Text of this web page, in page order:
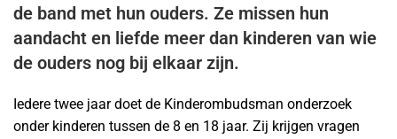
de band met hun ouders. Ze missen hun
aandacht en liefde meer dan kinderen van wie
de ouders nog bij elkaar zijn.
Iedere twee jaar doet de Kinderombudsman onderzoek
onder kinderen tussen de 8 en 18 jaar. Zij krijgen vragen